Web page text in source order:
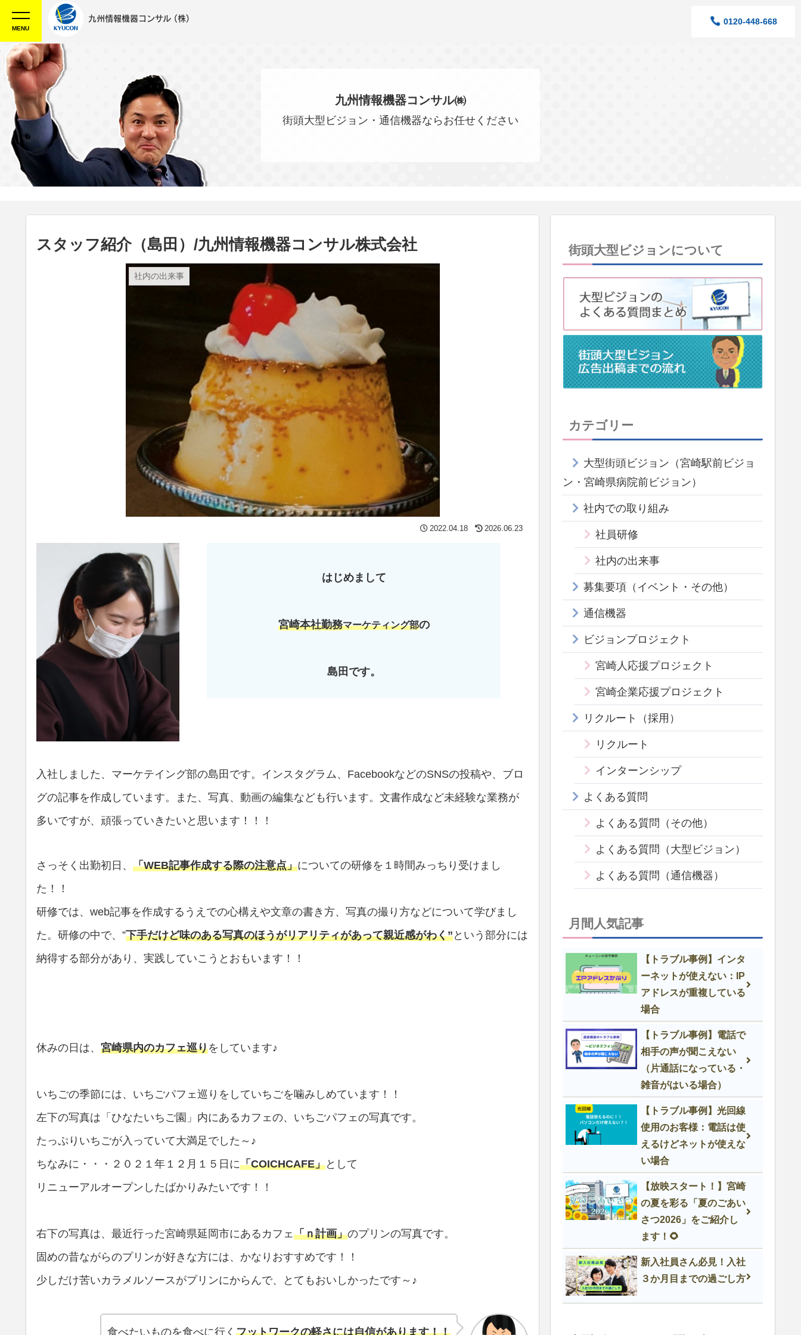
MENU
九州情報機器コンサル (株) 0120-448-668
九州情報機器コンサル㈱
街頭大型ビジョン・通信機器ならお任せください
スタッフ紹介（島田）/九州情報機器コンサル株式会社
社内の出来事
2022.04.18 2026.06.23
はじめまして
宮崎本社勤務マーケティング部の
島田です。
入社しました、マーケテイング部の島田です。インスタグラム、FacebookなどのSNSの投稿や、ブロ
グの記事を作成しています。また、写真、動画の編集なども行います。文書作成など未経験な業務が
多いですが、頑張っていきたいと思います！！！
さっそく出勤初日、 「WEB記事作成する際の注意点」についての研修を１時間みっちり受けまし
た！！
研修では、web記事を作成するうえでの心構えや文章の書き方、写真の撮り方などについて学びまし
た。研修の中で、”下手だけど味のある写真のほうがリアリティがあって親近感がわく”という部分には
納得する部分があり、実践していこうとおもいます！！
休みの日は、 宮崎県内のカフェ巡りをしています♪
いちごの季節には、いちごパフェ巡りをしていちごを噛みしめています！！
左下の写真は「ひなたいちご園」内にあるカフェの、いちごパフェの写真です。
たっぷりいちごが入っていて大満足でした～♪
ちなみに・・・２０２１年１２月１５日に「COICHCAFE」として
リニューアルオープンしたばかりみたいです！！
右下の写真は、最近行った宮崎県延岡市にあるカフェ「ｎ計画」のプリンの写真です。
固めの昔ながらのプリンが好きな方には、かなりおすすめです！！
少しだけ苦いカラメルソースがプリンにからんで、とてもおいしかったです～♪
食べたいものを食べに行く フットワークの軽さには自信があります！！
街頭大型ビジョンについて
カテゴリー
大型街頭ビジョン（宮崎駅前ビジョ
ン・宮崎県病院前ビジョン）
社内での取り組み
社員研修
社内の出来事
募集要項（イベント・その他）
通信機器
ビジョンプロジェクト
宮崎人応援プロジェクト
宮崎企業応援プロジェクト
リクルート（採用）
リクルート
インターンシップ
よくある質問
よくある質問（その他）
よくある質問（大型ビジョン）
よくある質問（通信機器）
月間人気記事
【トラブル事例】インタ
ーネットが使えない：IP
アドレスが重複している
場合
【トラブル事例】電話で
相手の声が聞こえない
（片通話になっている・
雑音がはいる場合）
【トラブル事例】光回線
使用のお客様：電話は使
えるけどネットが使えな
い場合
【放映スタート！】宮崎
の夏を彩る「夏のごあい
さつ2026」をご紹介し
ます！🌻
新入社員さん必見！入社
３か月目までの過ごし方